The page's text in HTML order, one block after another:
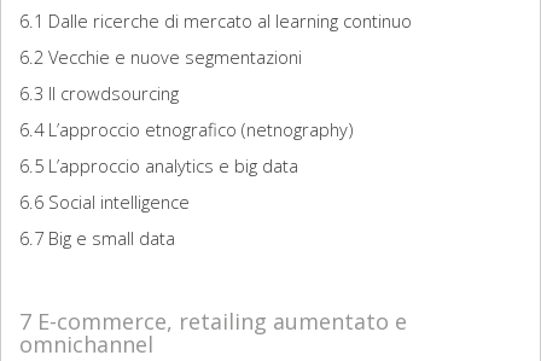
6.1 Dalle ricerche di mercato al learning continuo
6.2 Vecchie e nuove segmentazioni
6.3 Il crowdsourcing
6.4 L’approccio etnografico (netnography)
6.5 L’approccio analytics e big data
6.6 Social intelligence
6.7 Big e small data
7 E-commerce, retailing aumentato e
omnichannel